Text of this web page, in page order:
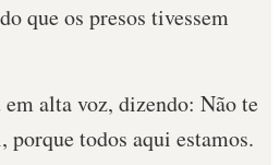
que os presos tivessem
alta voz, dizendo: Não te
porque todos aqui estamos.